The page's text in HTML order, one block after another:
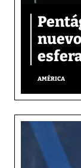
AMÉRICA